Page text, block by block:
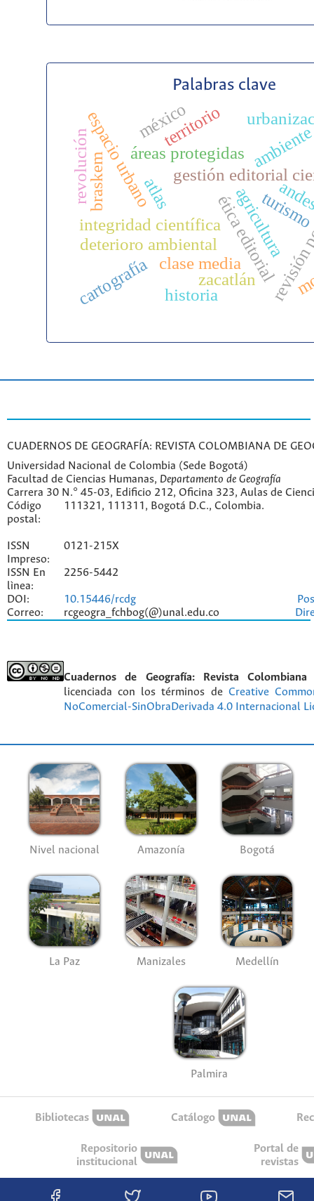
Palabras clave
ética editorial
gestión editorial
integridad científica agricultura
áreas protegidas
territorio
deterioro ambiental
espacio urbano
clase media
zacatlán
atlas
cartografía historia
méxico
revoluciónbraskem
CUADERNOS DE GEOGRAFÍA: REVISTA COLOMBIANA DE
Universidad Nacional de Colombia (Sede Bogotá)
Facultad de Ciencias Humanas, Departamento de Geografía
Carrera 30 N.° 45-03, Edificio 212, Oficina 323, Aulas de
Código
postal:
111321, 111311, Bogotá D.C., Colombia.
ISSN
Impreso:
0121-215X
ISSN En
lìnea:
2256-5442
DOI: 10.15446/rcdg
Correo:
rcgeogra_fchbog(@)unal.edu.co
Cuadernos de Geografía: Revista Colombiana
licenciada con los términos de Creative
NoComercial-SinObraDerivada 4.0 Internacional
Nivel nacional Amazonía Bogotá
La Paz Manizales Medellín
Palmira
Bibliotecas Catálogo
Repositorio
institucional
Portal de
revistas